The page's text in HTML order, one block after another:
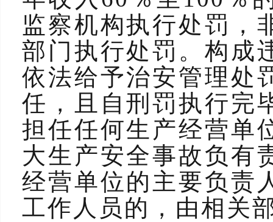
监察机构执行处罚，
部门执行处罚。构成
依法给予治安管理处
任，且自刑罚执行完
担任任何生产经营单
大生产安全事故负有
经营单位的主要负责
工作人员的，由相关